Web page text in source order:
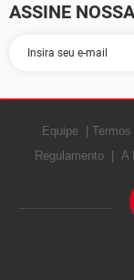
ASSINE
Equipe
Regulamento
A